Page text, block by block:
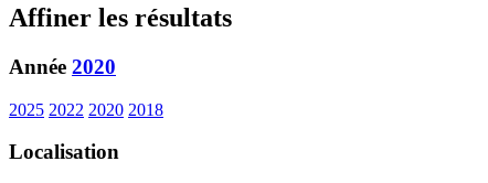
Affiner les résultats
Année 2020
2025 2022 2020 2018
Localisation